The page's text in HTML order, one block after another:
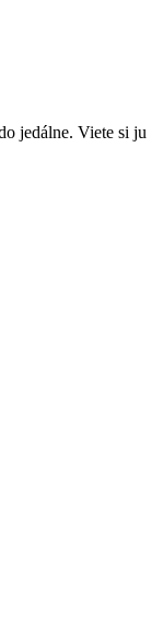
jedálne. Viete si ju